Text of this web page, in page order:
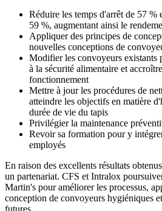
Réduire les temps d'arrêt de 57 %
59 %, augmentant ainsi le
Appliquer des principes de
nouvelles conceptions de
Modifier les convoyeurs existants
à la sécurité alimentaire et
fonctionnement
Mettre à jour les procédures de
atteindre les objectifs en matière
durée de vie du tapis
Privilégier la maintenance
Revoir sa formation pour y
employés
En raison des excellents résultats
un partenariat. CFS et Intralox
Martin's pour améliorer les processus,
conception de convoyeurs hygiéniques
futures.